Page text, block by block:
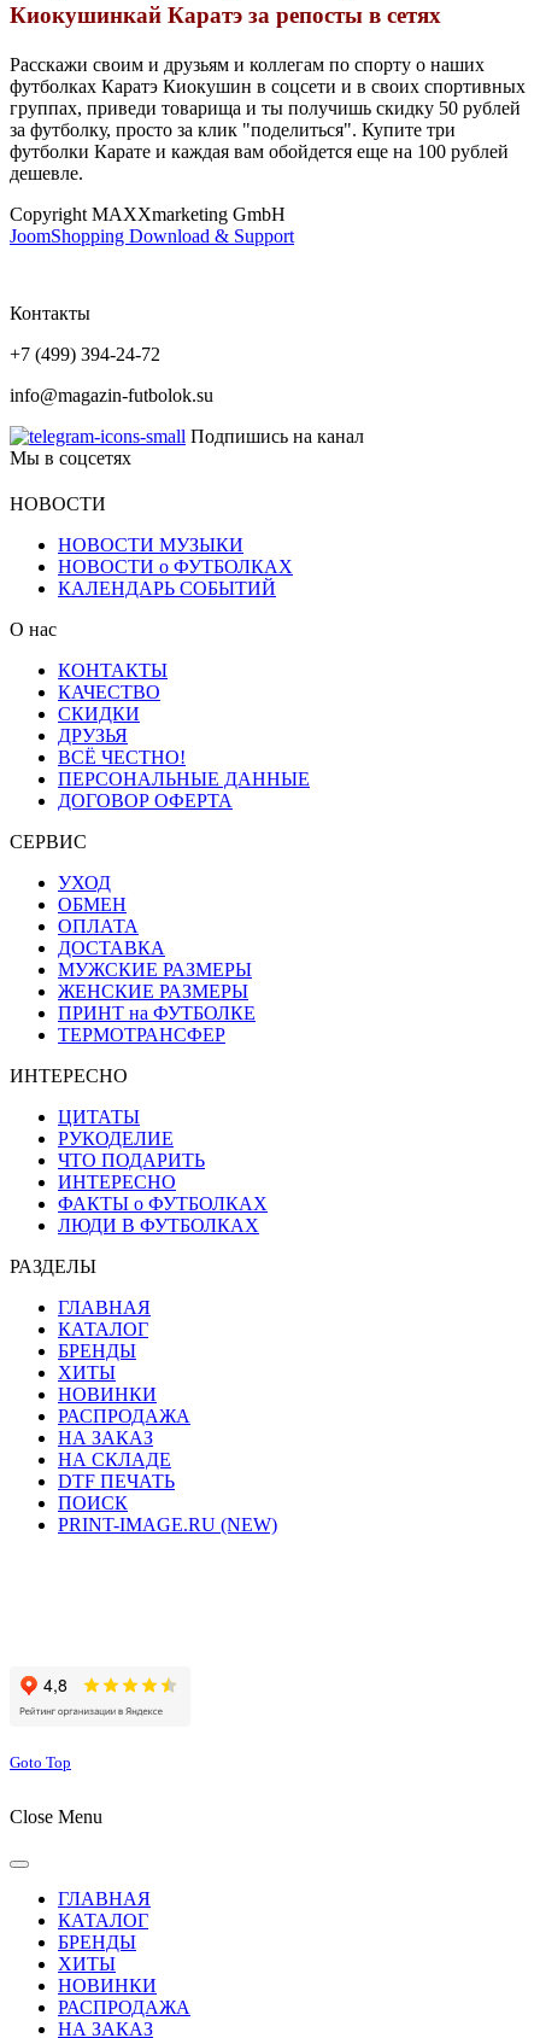
Киокушинкай Каратэ за репосты в сетях
Расскажи своим и друзьям и коллегам по спорту о наших
футболках Каратэ Киокушин в соцсети и в своих спортивных
группах, приведи товарища и ты получишь скидку 50 рублей
за футболку, просто за клик "поделиться". Купите три
футболки Карате и каждая вам обойдется еще на 100 рублей
дешевле.
Copyright MAXXmarketing GmbH
JoomShopping Download & Support
Контакты
+7 (499) 394-24-72
info@magazin-futbolok.su
Подпишись на канал
Мы в соцсетях
НОВОСТИ
НОВОСТИ МУЗЫКИ
НОВОСТИ о ФУТБОЛКАХ
КАЛЕНДАРЬ СОБЫТИЙ
О нас
КОНТАКТЫ
КАЧЕСТВО
СКИДКИ
ДРУЗЬЯ
ВСЁ ЧЕСТНО!
ПЕРСОНАЛЬНЫЕ ДАННЫЕ
ДОГОВОР ОФЕРТА
СЕРВИС
УХОД
ОБМЕН
ОПЛАТА
ДОСТАВКА
МУЖСКИЕ РАЗМЕРЫ
ЖЕНСКИЕ РАЗМЕРЫ
ПРИНТ на ФУТБОЛКЕ
ТЕРМОТРАНСФЕР
ИНТЕРЕСНО
ЦИТАТЫ
РУКОДЕЛИЕ
ЧТО ПОДАРИТЬ
ИНТЕРЕСНО
ФАКТЫ о ФУТБОЛКАХ
ЛЮДИ В ФУТБОЛКАХ
РАЗДЕЛЫ
ГЛАВНАЯ
КАТАЛОГ
БРЕНДЫ
ХИТЫ
НОВИНКИ
РАСПРОДАЖА
НА ЗАКАЗ
НА СКЛАДЕ
DTF ПЕЧАТЬ
ПОИСК
PRINT-IMAGE.RU (NEW)
Goto Top
Close Menu
ГЛАВНАЯ
КАТАЛОГ
БРЕНДЫ
ХИТЫ
НОВИНКИ
РАСПРОДАЖА
НА ЗАКАЗ